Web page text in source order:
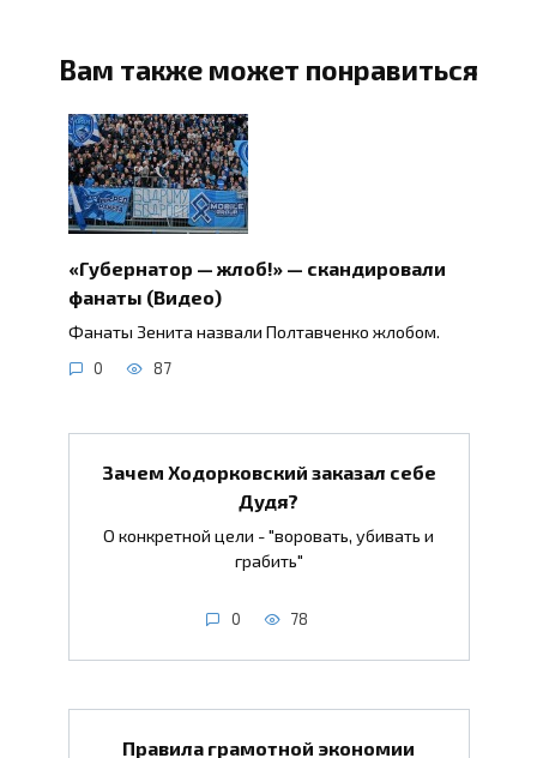
Вам также может понравиться
«Губернатор — жлоб!» — скандировали
фанаты (Видео)
Фанаты Зенита назвали Полтавченко жлобом.
0 87
Зачем Ходорковский заказал себе
Дудя?
О конкретной цели - "воровать, убивать и
грабить"
0 78
Правила грамотной экономии